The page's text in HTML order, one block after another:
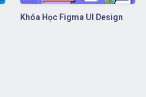
Khóa Học Figma UI Design